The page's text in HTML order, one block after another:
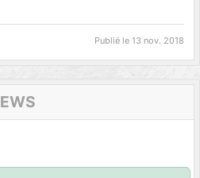
Publié le 13 nov. 2018